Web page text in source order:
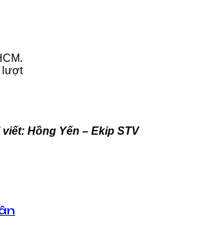
lượt
viết: Hồng Yến – Ekip STV